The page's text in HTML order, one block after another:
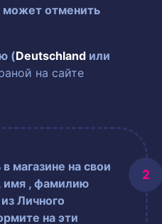
может отменить
(Deutschland или
на сайте
магазине на свои
имя , фамилию
Личного
на эти